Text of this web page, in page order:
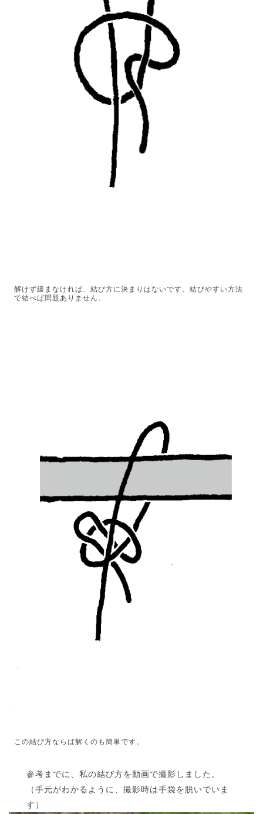
解けず緩まなければ、結び方に決まりはないです。結びやすい方法
で結べば問題ありません。
この結び方ならば解くのも簡単です。
参考までに、私の結び方を動画で撮影しました。
（手元がわかるように、撮影時は手袋を脱いでいま
す）